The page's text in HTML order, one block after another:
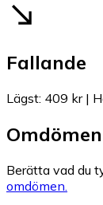
Fallande
Lägst: 409 kr|
Omdömen
Berätta vad du
omdömen.